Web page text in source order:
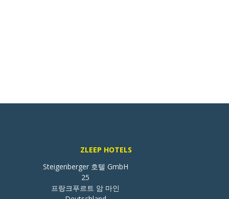
ZLEEP HOTELS
Steigenberger 호텔 GmbH
25
프랑크푸르트 암 마인